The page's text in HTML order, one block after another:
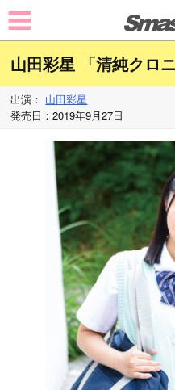
山田彩星 「清純クロニ
出演： 山田彩星
発売日：2019年9月27日